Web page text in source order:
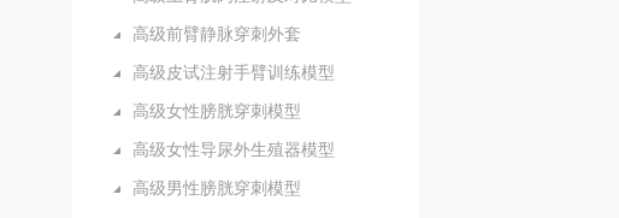
高级前臂静脉穿刺外套
高级皮试注射手臂训练模型
高级女性膀胱穿刺模型
高级女性导尿外生殖器模型
高级男性膀胱穿刺模型